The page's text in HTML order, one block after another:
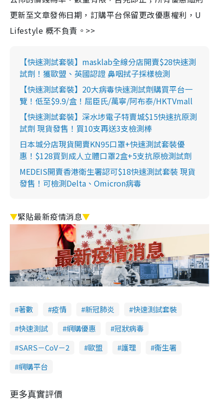
更新至文章發佈日期，訂購平台保留更改優惠權利，U
Lifestyle 概不負責。>>
【快速測試套裝】masklab全線分店開賣$28快速測
試劑！獲歐盟、英國認證 鼻咽拭子採樣檢測
【快速測試套裝】20大病毒快速測試劑購買平台一
覽！低至$9.9/盒！屈臣氏/萬寧/阿布泰/HKTVmall
【快速測試套裝】深水埗電子特賣城$15快速抗原測
試劑 現貨發售！買10支再送3支檢測棒
日本城分店現貨開賣KN95口罩+快速測試套裝優
惠！$128買到成人立體口罩2盒+5支抗原檢測試劑
MEDEIS開賣香港衛生署認可$18快速測試套裝 現貨
發售！可檢測Delta、Omicron病毒
▼緊貼最新疫情消息▼
著數 疫情 新冠肺炎
快速測試套裝
快速測試
網購優惠
冠狀病毒
SARS－CoV－2
歐盟 護理
衞生署
網購平台
更多真實評價